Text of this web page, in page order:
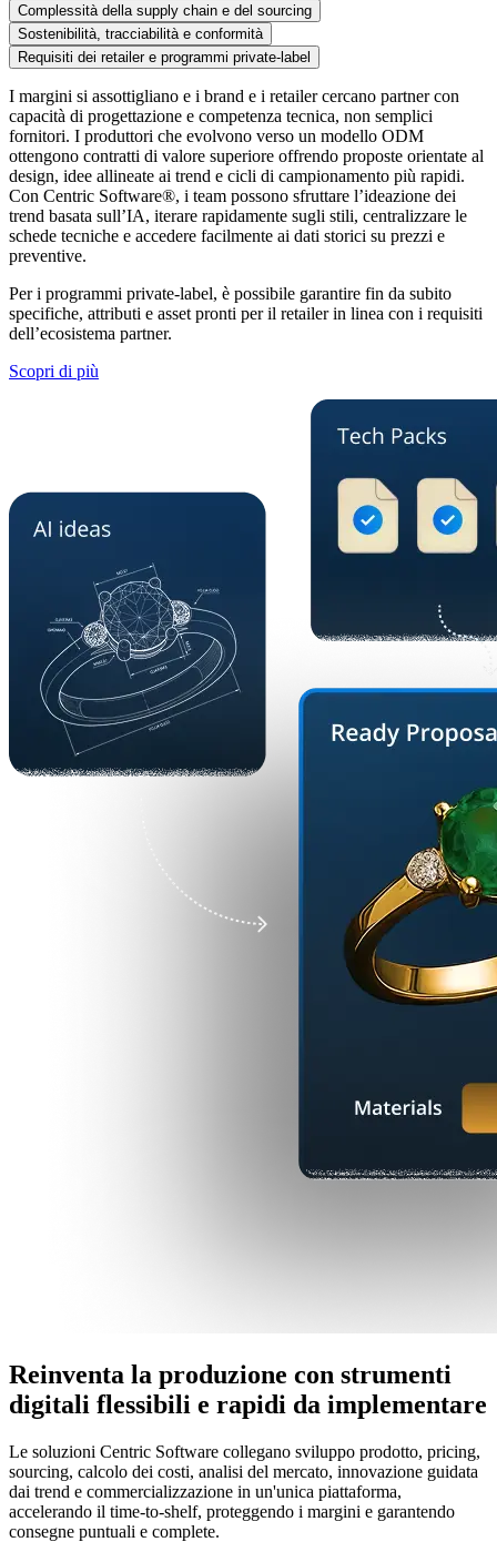
Complessità della supply chain e del sourcing
Sostenibilità, tracciabilità e conformità
Requisiti dei retailer e programmi private-label
I margini si assottigliano e i brand e i retailer cercano partner con
capacità di progettazione e competenza tecnica, non semplici
fornitori. I produttori che evolvono verso un modello ODM
ottengono contratti di valore superiore offrendo proposte orientate al
design, idee allineate ai trend e cicli di campionamento più rapidi.
Con Centric Software®, i team possono sfruttare l’ideazione dei
trend basata sull’IA, iterare rapidamente sugli stili, centralizzare le
schede tecniche e accedere facilmente ai dati storici su prezzi e
preventive.
Per i programmi private-label, è possibile garantire fin da subito
specifiche, attributi e asset pronti per il retailer in linea con i requisiti
dell’ecosistema partner.
Scopri di più
Reinventa la produzione con strumenti
digitali flessibili e rapidi da implementare
Le soluzioni Centric Software collegano sviluppo prodotto, pricing,
sourcing, calcolo dei costi, analisi del mercato, innovazione guidata
dai trend e commercializzazione in un'unica piattaforma,
accelerando il time-to-shelf, proteggendo i margini e garantendo
consegne puntuali e complete.